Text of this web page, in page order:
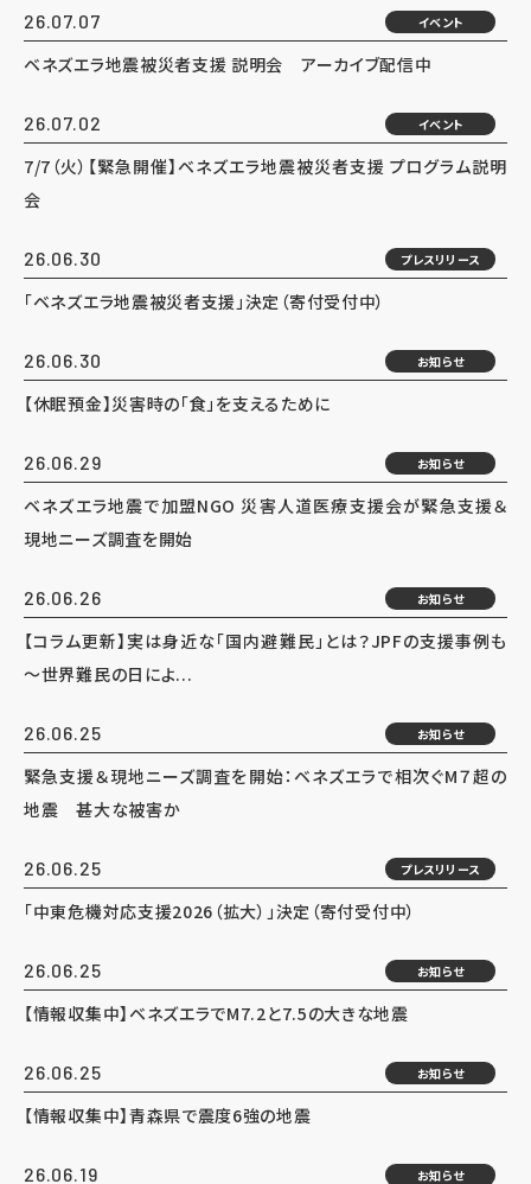
26.07.07 イベント
ベネズエラ地震被災者支援 説明会 アーカイブ配信中
26.07.02 イベント
7/7（火）【緊急開催】ベネズエラ地震被災者支援 プログラム説明
会
26.06.30 プレスリリース
「ベネズエラ地震被災者支援」決定（寄付受付中）
26.06.30 お知らせ
【休眠預金】災害時の「食」を支えるために
26.06.29 お知らせ
ベネズエラ地震で加盟NGO 災害人道医療支援会が緊急支援＆
現地ニーズ調査を開始
26.06.26 お知らせ
【コラム更新】実は身近な「国内避難民」とは？JPFの支援事例も
～世界難民の日によ...
26.06.25 お知らせ
緊急支援＆現地ニーズ調査を開始：ベネズエラで相次ぐM７超の
地震 甚大な被害か
26.06.25 プレスリリース
「中東危機対応支援2026（拡大）」決定（寄付受付中）
26.06.25 お知らせ
【情報収集中】ベネズエラでM7.2と7.5の大きな地震
26.06.25 お知らせ
【情報収集中】青森県で震度6強の地震
26.06.19 お知らせ